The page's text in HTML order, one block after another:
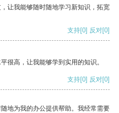
让我能够随时随地学习新知识，拓宽
支持[0] 反对[0]
很高，让我能够学到实用的知识。
支持[0] 反对[0]
地为我的办公提供帮助。我经常需要